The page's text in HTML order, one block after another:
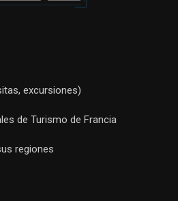
excursiones)
de Turismo de Francia
regiones